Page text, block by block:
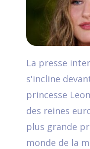
La presse
s'incline
princesse
des reines
plus grande
monde de la